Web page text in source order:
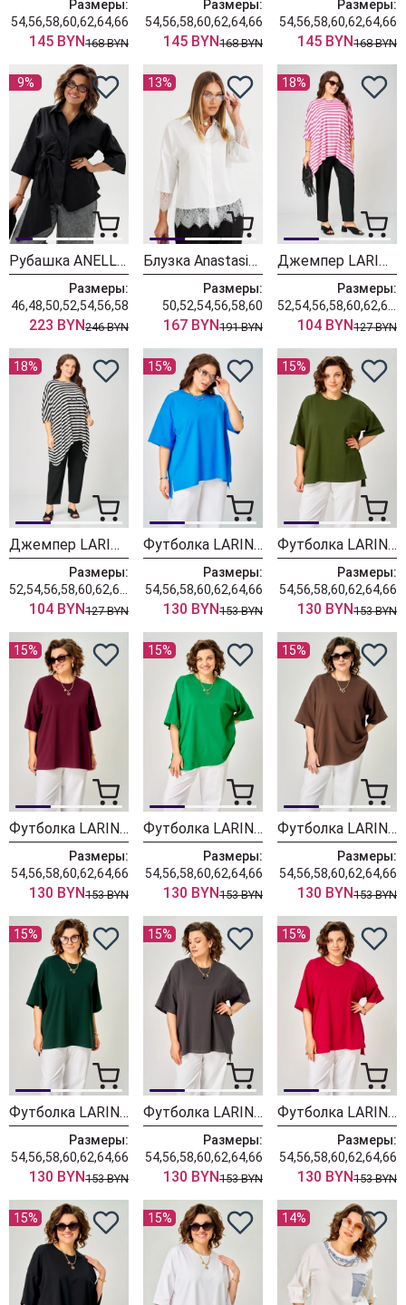
Размеры:
54,56,58,60,62,64,66
145 BYN168 BYN
Размеры:
54,56,58,60,62,64,66
145 BYN168 BYN
Размеры:
54,56,58,60,62,64,66
145 BYN168 BYN
9%
Рубашка ANELLI LAUREL 1862 черный бант
Размеры:
46,48,50,52,54,56,58
223 BYN246 BYN
13%
Блузка Anastasia 1381 белый
Размеры:
50,52,54,56,58,60
167 BYN191 BYN
18%
Джемпер LARINI 212 розовый + белый
Размеры:
104 BYN127 BYN
18%
Джемпер LARINI 212 черный + белый
Размеры:
104 BYN127 BYN
15%
Футболка LARINI 089 васильковый
Размеры:
54,56,58,60,62,64,66
130 BYN153 BYN
15%
Футболка LARINI 089 хаки
Размеры:
54,56,58,60,62,64,66
130 BYN153 BYN
15%
Футболка LARINI 089 бордовый
Размеры:
54,56,58,60,62,64,66
130 BYN153 BYN
15%
Футболка LARINI 089 зеленый
Размеры:
54,56,58,60,62,64,66
130 BYN153 BYN
15%
Футболка LARINI 089 коричневый
Размеры:
54,56,58,60,62,64,66
130 BYN153 BYN
15%
Футболка LARINI 089 нефть
Размеры:
54,56,58,60,62,64,66
130 BYN153 BYN
15%
Футболка LARINI 089 графит
Размеры:
54,56,58,60,62,64,66
130 BYN153 BYN
15%
Футболка LARINI 089 красный
Размеры:
54,56,58,60,62,64,66
130 BYN153 BYN
15% 15% 14%